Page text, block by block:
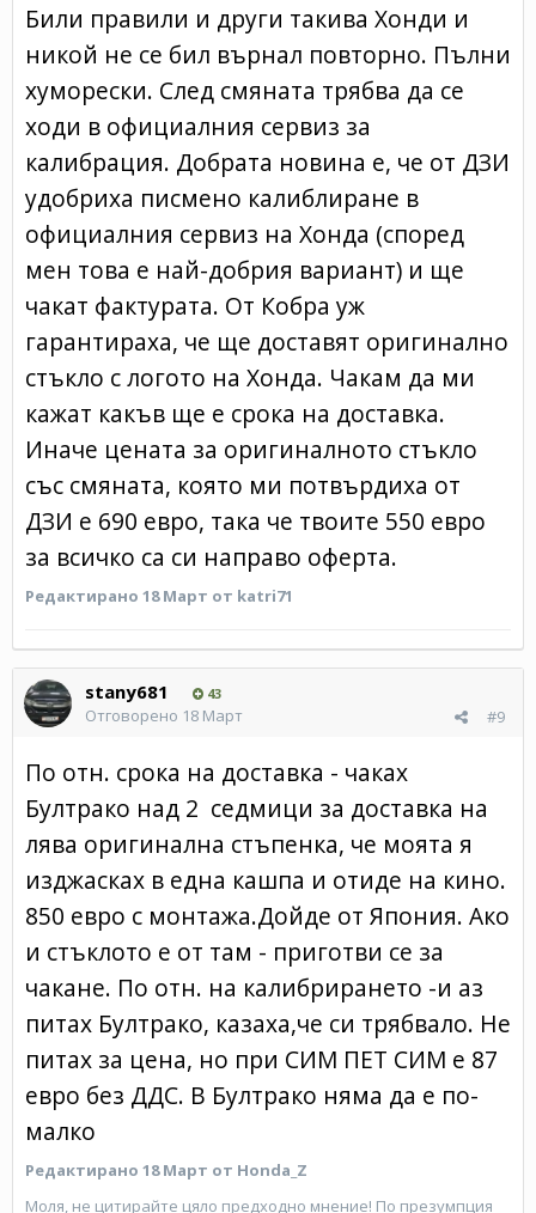
Били правили и други такива Хонди и
никой не се бил върнал повторно. Пълни
хуморески. След смяната трябва да се
ходи в официалния сервиз за
калибрация. Добрата новина е, че от ДЗИ
удобриха писмено калиблиране в
официалния сервиз на Хонда (според
мен това е най-добрия вариант) и ще
чакат фактурата. От Кобра уж
гарантираха, че ще доставят оригинално
стъкло с логото на Хонда. Чакам да ми
кажат какъв ще е срока на доставка.
Иначе цената за оригиналното стъкло
със смяната, която ми потвърдиха от
ДЗИ е 690 евро, така че твоите 550 евро
за всичко са си направо оферта.
Редактирано 18 Март от katri71
stany681 43
#9
Отговорено 18 Март
По отн. срока на доставка - чаках
Бултрако над 2 седмици за доставка на
лява оригинална стъпенка, че моята я
изджасках в една кашпа и отиде на кино.
850 евро с монтажа.Дойде от Япония. Ако
и стъклото е от там - приготви се за
чакане. По отн. на калибрирането -и аз
питах Бултрако, казаха,че си трябвало. Не
питах за цена, но при СИМ ПЕТ СИМ е 87
евро без ДДС. В Бултрако няма да е по-
малко
Редактирано 18 Март от Honda_Z
Моля, не цитирайте цяло предходно мнение! По презумпция